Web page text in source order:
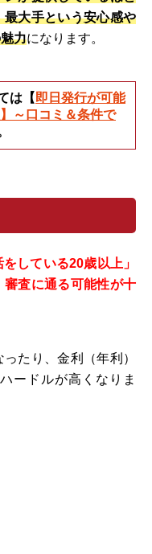
大手という安心感や
力になります。
は【 即日発行が可能
～口コミ＆条件で
をしている20歳以上」
審査に通る可能性が十
たり、金利（年利）
ードルが高くなりま